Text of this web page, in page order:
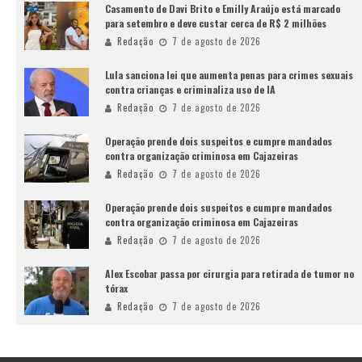
Casamento de Davi Brito e Emilly Araújo está marcado
para setembro e deve custar cerca de R$ 2 milhões
Redação 7 de agosto de 2026
Lula sanciona lei que aumenta penas para crimes sexuais
contra crianças e criminaliza uso de IA
Redação 7 de agosto de 2026
Operação prende dois suspeitos e cumpre mandados
contra organização criminosa em Cajazeiras
Redação 7 de agosto de 2026
Operação prende dois suspeitos e cumpre mandados
contra organização criminosa em Cajazeiras
Redação 7 de agosto de 2026
Alex Escobar passa por cirurgia para retirada de tumor no
tórax
Redação 7 de agosto de 2026